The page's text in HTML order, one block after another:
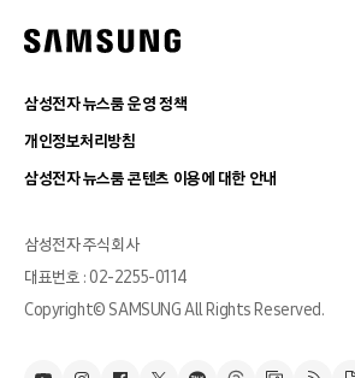
삼성전자 뉴스룸 운영 정책
개인정보처리방침
삼성전자 뉴스룸 콘텐츠 이용에 대한 안내
삼성전자 주식회사
대표번호 : 02-2255-0114
Copyright© SAMSUNG All Rights Reserved.